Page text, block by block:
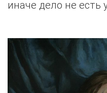
иначе дело не есть